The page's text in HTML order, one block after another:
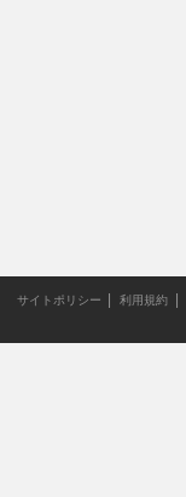
サイトポリシー 利用規約